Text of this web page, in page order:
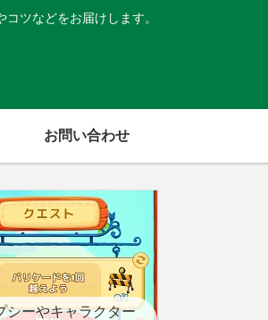
ツなどをお届けします。
お問い合わせ
シーやキャラクター